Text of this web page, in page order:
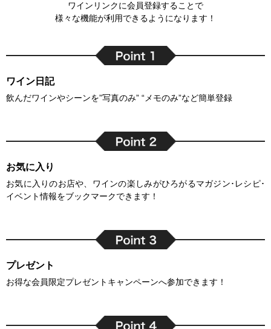
ワインリンクに会員登録することで
様々な機能が利用できるようになります！
ワイン日記
飲んだワインやシーンを”写真のみ” “メモのみ”など簡単登録
お気に入り
お気に入りのお店や、ワインの楽しみがひろがるマガジン･レシピ･
イベント情報をブックマークできます！
プレゼント
お得な会員限定プレゼントキャンペーンへ参加できます！